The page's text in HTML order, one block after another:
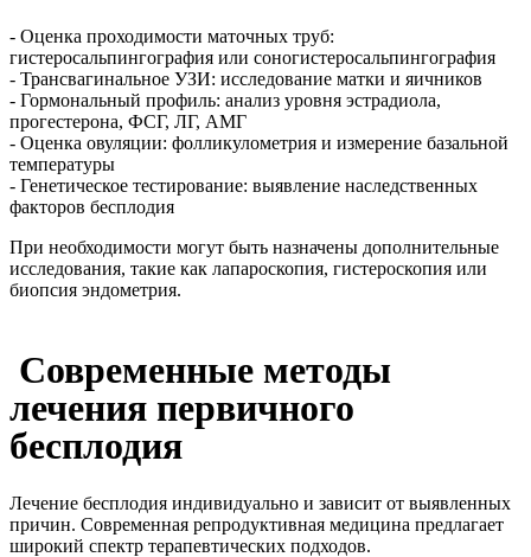
- Оценка проходимости маточных труб:
гистеросальпингография или соногистеросальпингография
- Трансвагинальное УЗИ: исследование матки и яичников
- Гормональный профиль: анализ уровня эстрадиола,
прогестерона, ФСГ, ЛГ, АМГ
- Оценка овуляции: фолликулометрия и измерение базальной
температуры
- Генетическое тестирование: выявление наследственных
факторов бесплодия
При необходимости могут быть назначены дополнительные
исследования, такие как лапароскопия, гистероскопия или
биопсия эндометрия.
Современные методы
лечения первичного
бесплодия
Лечение бесплодия индивидуально и зависит от выявленных
причин. Современная репродуктивная медицина предлагает
широкий спектр терапевтических подходов.